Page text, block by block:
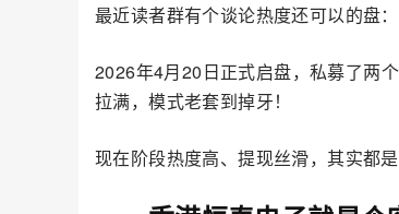
最近读者群有个谈论热度还可以的盘
2026年4月20日正式启盘，私募了两
拉满，模式老套到掉牙！
现在阶段热度高、提现丝滑，其实都是